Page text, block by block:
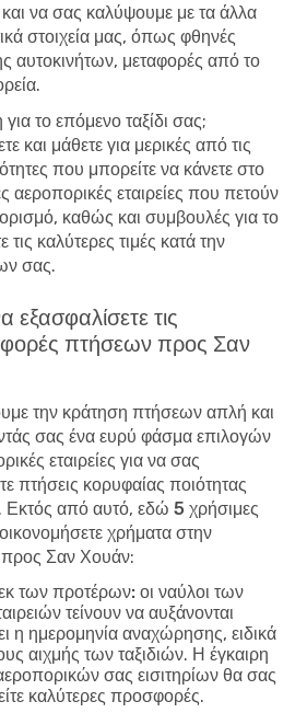
να σας καλύψουμε με τα άλλα
στοιχεία μας, όπως φθηνές
αυτοκινήτων, μεταφορές από το
το επόμενο ταξίδι σας;
και μάθετε για μερικές από τις
που μπορείτε να κάνετε στο
αεροπορικές εταιρείες που πετούν
καθώς και συμβουλές για το
καλύτερες τιμές κατά την
σας.
εξασφαλίσετε τις
πτήσεων προς Σαν
την κράτηση πτήσεων απλή και
σας ένα ευρύ φάσμα επιλογών
εταιρείες για να σας
πτήσεις κορυφαίας ποιότητας
Εκτός από αυτό, εδώ 5 χρήσιμες
χρήματα στην
Σαν Χουάν:
των προτέρων: οι ναύλοι των
τείνουν να αυξάνονται
η ημερομηνία αναχώρησης, ειδικά
αιχμής των ταξιδιών. Η έγκαιρη
σας εισιτηρίων θα σας
καλύτερες προσφορές.